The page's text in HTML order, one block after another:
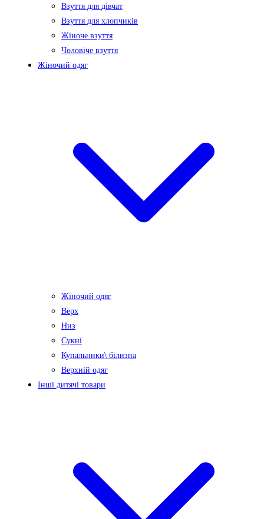
Взуття для дівчат
Взуття для хлопчиків
Жіноче взуття
Чоловіче взуття
Жіночий одяг
Жіночий одяг
Верх
Низ
Сукні
Купальники\ білизна
Верхній одяг
Інші дитячі товари